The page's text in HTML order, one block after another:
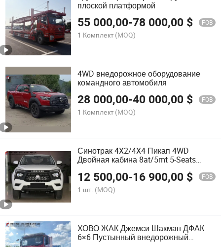
плоской платформой
55 000,00-78 000,00 $ FOB
1 Комплект (MOQ)
4WD внедорожное оборудование
командного автомобиля
28 000,00-40 000,00 $ FOB
1 Комплект (MOQ)
Синотрак 4X2/4X4 Пикап 4WD
Двойная кабина 8at/5mt 5-Seats
12 500,00-16 900,00 $ FOB
1 шт. (MOQ)
ХОВО ЖАК Джемси Шакман ДФАК
6×6 Пустынный внедорожный